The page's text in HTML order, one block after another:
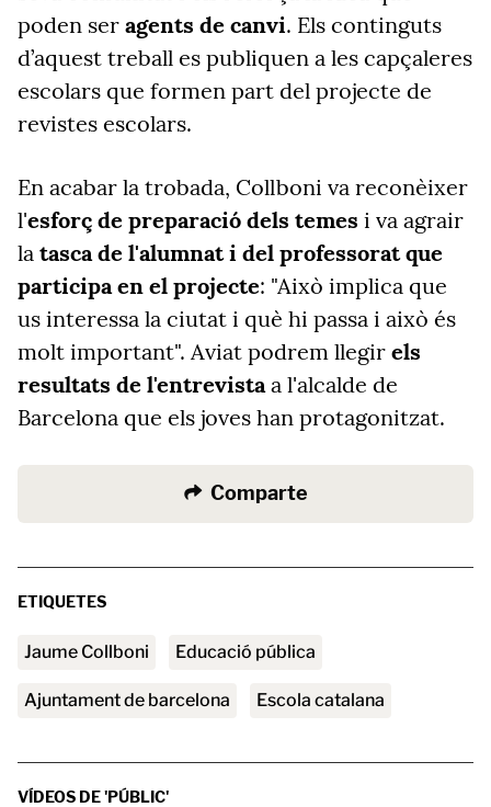
poden ser agents de canvi. Els continguts
d’aquest treball es publiquen a les capçaleres
escolars que formen part del projecte de
revistes escolars.
En acabar la trobada, Collboni va reconèixer
l'esforç de preparació dels temes i va agrair
la tasca de l'alumnat i del professorat que
participa en el projecte: "Això implica que
us interessa la ciutat i què hi passa i això és
molt important". Aviat podrem llegir els
resultats de l'entrevista a l'alcalde de
Barcelona que els joves han protagonitzat.
Comparte
ETIQUETES
Jaume Collboni Educació pública
ajuntament de barcelona Escola catalana
VÍDEOS DE 'PÚBLIC'